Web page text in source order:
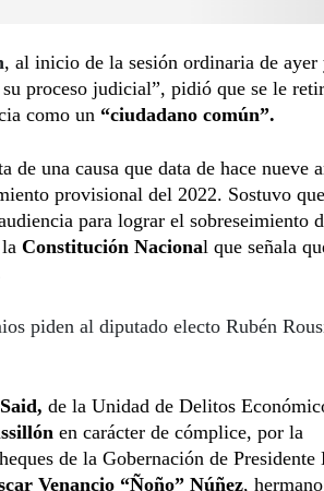
, al inicio de la sesión ordinaria de ayer
proceso judicial”, pidió que se le
como un “ciudadano común”.
una causa que data de hace nueve
provisional del 2022. Sostuvo
para lograr el sobreseimiento
Constitución Nacional que señala
piden al diputado electo Rubén
de la Unidad de Delitos
en carácter de cómplice, por la
de la Gobernación de Presidente
Venancio “Ñoño” Núñez,